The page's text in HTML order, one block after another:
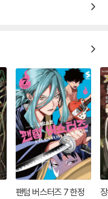
팬텀 버스터즈 7 한정